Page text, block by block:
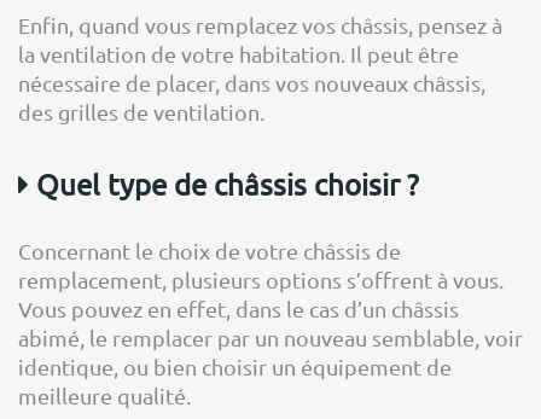
Enfin, quand vous remplacez vos châssis, pensez à
la ventilation de votre habitation. Il peut être
nécessaire de placer, dans vos nouveaux châssis,
des grilles de ventilation.
Quel type de châssis choisir ?
Concernant le choix de votre châssis de
remplacement, plusieurs options s’offrent à vous.
Vous pouvez en effet, dans le cas d’un châssis
abimé, le remplacer par un nouveau semblable, voir
identique, ou bien choisir un équipement de
meilleure qualité.